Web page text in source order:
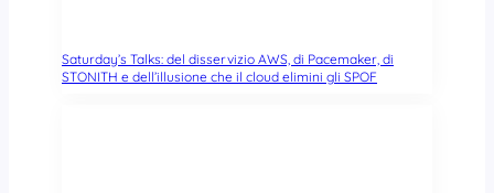
Saturday’s Talks: del disservizio AWS, di Pacemaker, di
STONITH e dell’illusione che il cloud elimini gli SPOF